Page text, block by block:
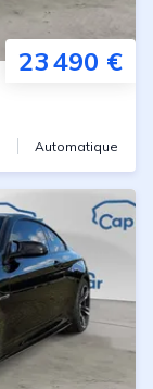
23 490 €
Automatique